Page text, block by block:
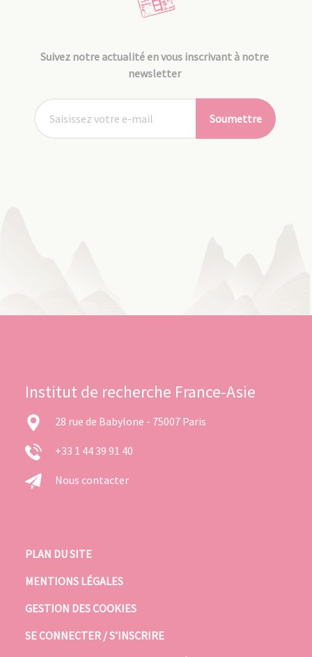
Suivez notre actualité en vous inscrivant à notre
newsletter
Soumettre
Institut de recherche France-Asie
28 rue de Babylone - 75007 Paris
+33 1 44 39 91 40
Nous contacter
PLAN DU SITE
MENTIONS LÉGALES
GESTION DES COOKIES
SE CONNECTER / S’INSCRIRE